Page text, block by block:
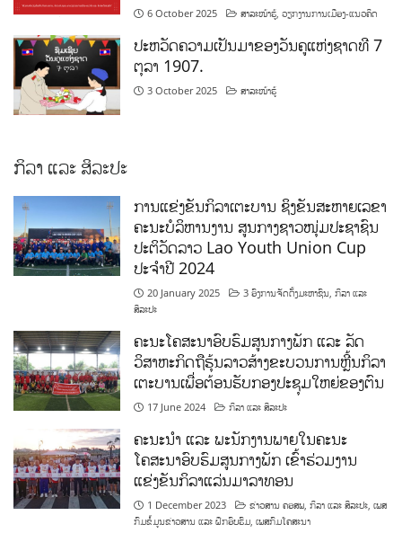
6 October 2025 ສາລະໜ້າຮູ້ ,ວຽກງານການເມືອງ-ແນວຄິດ
ປະຫວັດຄວາມເປັນມາຂອງວັນຄູແຫ່ງຊາດທີ 7
ຕຸລາ 1907.
3 October 2025 ສາລະໜ້າຮູ້
ກິລາ ແລະ ສິລະປະ
ການແຂ່ງຂັນກິລາເຕະບານ ຊິງຂັນສະຫາຍເລຂາ
ຄະນະບໍລິຫານງານ ສູນກາງຊາວໜຸ່ມປະຊາຊົນ
ປະຕິວັດລາວ Lao Youth Union Cup
ປະຈຳປີ 2024
20 January 2025 3 ອົງການຈັດຕັ້ງມະຫາຊົນ ,ກິລາ ແລະ
ສິລະປະ
ຄະນະໂຄສະນາອົບຮົມສູນກາງພັກ ແລະ ລັດ
ວິສາຫະກິດຖືຮຸ້ນລາວສ້າງຂະບວນການຫຼີ້ນກິລາ
ເຕະບານເພື່ອຕ້ອນຮັບກອງປະຊຸມໃຫຍ່ຂອງຕົນ
17 June 2024 ກິລາ ແລະ ສິລະປະ
ຄະນະນຳ ແລະ ພະນັກງານພາຍໃນຄະນະ
ໂຄສະນາອົບຮົມສູນກາງພັກ ເຂົ້າຮ່ວມງານ
ແຂ່ງຂັນກິລາແລ່ນມາລາທອນ
1 December 2023 ຂ່າວສານ ຄອສພ ,ກິລາ ແລະ ສິລະປະ ,ເພສ
ກົມຂໍ້ມູນຂ່າວສານ ແລະ ຝຶກອົບຮົມ ,ເພສກົມໂຄສະນາ